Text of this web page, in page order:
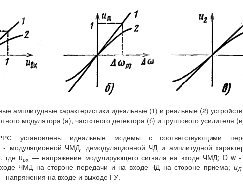
амплитудные характеристики идеальные (1) и реальные (2) устройств
модулятора (а), частотного детектора (б) и группового усилителя
установлены идеальные модемы с соответствующими
- модуляционной ЧМД, демодуляционной ЧД и амплитудной
где uвх — напряжение модулирующего сигнала на входе ЧМД; D w -
ЧМД на стороне передачи и на входе ЧД на стороне приема; иД
напряжения на входе и выходе ГУ.